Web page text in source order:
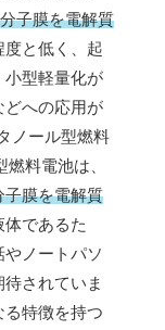
子膜を電解質
と低く、起
小型軽量化が
どへの応用が
ノール型燃料
料電池は、
子膜を電解質
であるた
ノートパソ
されていま
特徴を持つ